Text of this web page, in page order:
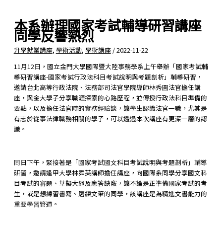
本系辦理國家考試輔導研習講座
同學反響熱烈
升學就業講座, 學術活動, 學術講座/2022-11-22
11月12日，國立金門大學國際暨大陸事務學系上午舉辦「國家考試輔
導研習講座-國家考試行政法科目考試說明與考題剖析」輔導研習，
邀請台北高等行政法院、法務部司法官學院導師林秀圓法官擔任講
座，與金大學子分享職涯探索的心路歷程，並傳授行政法科目準備的
要點，以及擔任法官時的實務經驗談，讓學生認識法官一職，尤其是
有志於從事法律職務相關的學子，可以透過本次講座有更深一層的認
識。
同日下午，緊接著是「國家考試國文科目考試說明與考題剖析」輔導
研習，邀請逢甲大學林舜英講師擔任講座，向國際系同學分享國文科
目考試的審題、草擬大綱及應答訣竅，讓不論是正準備國家考試的考
生，或是想練習書寫、磨練文筆的同學，該講座是為精進文書能力的
重要學習管道。